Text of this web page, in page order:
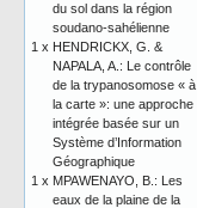
du sol dans la région
soudano-sahélienne
1 x HENDRICKX, G. &
NAPALA, A.: Le contrôle
de la trypanosomose « à
la carte »: une approche
intégrée basée sur un
Système d’Information
Géographique
1 x MPAWENAYO, B.: Les
eaux de la plaine de la